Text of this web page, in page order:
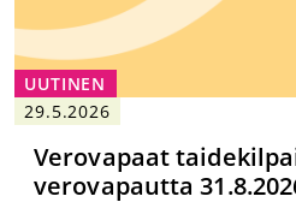
UUTINEN
29.5.2026
Verovapaat
verovapautta